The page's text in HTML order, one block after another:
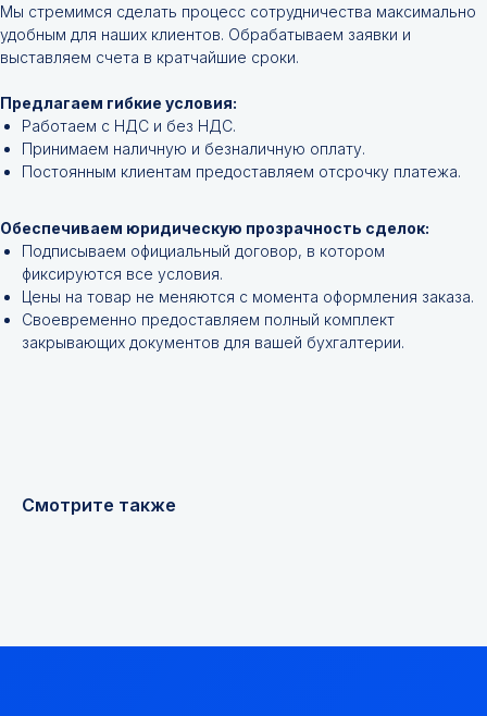
Мы стремимся сделать процесс сотрудничества максимально
удобным для наших клиентов. Обрабатываем заявки и
выставляем счета в кратчайшие сроки.
Предлагаем гибкие условия:
Работаем с НДС и без НДС.
Принимаем наличную и безналичную оплату.
Постоянным клиентам предоставляем отсрочку платежа.
Обеспечиваем юридическую прозрачность сделок:
Подписываем официальный договор, в котором
фиксируются все условия.
Цены на товар не меняются с момента оформления заказа.
Своевременно предоставляем полный комплект
закрывающих документов для вашей бухгалтерии.
Смотрите также
Не нашли нужной
позиции?
Оставьте заявку и мы подберём
инструменты и запчасти по вашим